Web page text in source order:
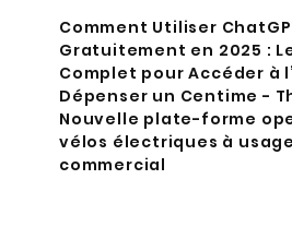
Comment Utiliser
Gratuitement en 2025 :
Complet pour Accéder à
Dépenser un Centime -
Nouvelle plate-forme
vélos électriques à
commercial